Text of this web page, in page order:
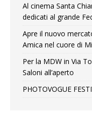
Al cinema Santa
dedicati al grande
Apre il nuovo
Amica nel cuore di
Per la MDW in Via
Saloni all’aperto
PHOTOVOGUE